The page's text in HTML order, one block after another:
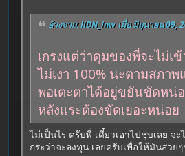
อ้างจาก: IIDN_Inw เมื่อ มิถุนายน 09,
เกรงแต่ว่าดุมของพี่จะไม่เ
ไม่เงา 100% นะตามสภาพ
พอเตะตาได้อยู่ขยันขัดหน่
หลังแระต้องขัดเยอะหน่อย
ไม่เป็นไร ครับพี่ เดี๋ยวเอาไปชุบเลย จ
กระว่าจะลงทุน เลยครับเพื่อให้มันสวยๆ